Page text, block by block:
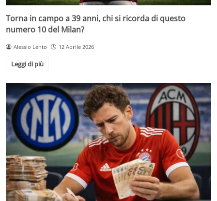
Torna in campo a 39 anni, chi si ricorda di questo
numero 10 del Milan?
Alessio Lento 12 Aprile 2026
Leggi di più